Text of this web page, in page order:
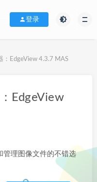
登录
：EdgeView 4.3.7 MAS
EdgeView
管理图像文件的不错选